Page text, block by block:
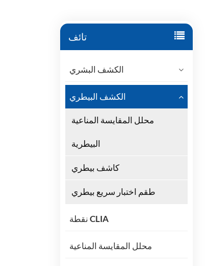
تائف
الكشف البشري
الكشف البيطري
محلل المقايسة المناعية
البيطرية
كاشف بيطري
طقم اختبار سريع بيطري
نقطة CLIA
محلل المقايسة المناعية